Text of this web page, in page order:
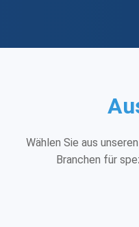
Wählen Sie aus
Branchen für